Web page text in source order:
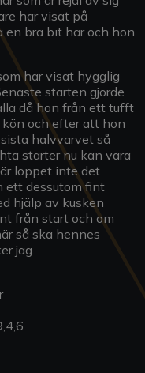
har visat på
en bra bit här och hon
har visat hygglig
starten gjorde
då hon från ett tufft
och efter att hon
halvvarvet så
starter nu kan vara
loppet inte det
ett dessutom fint
hjälp av kusken
från start och om
så ska hennes
jag.